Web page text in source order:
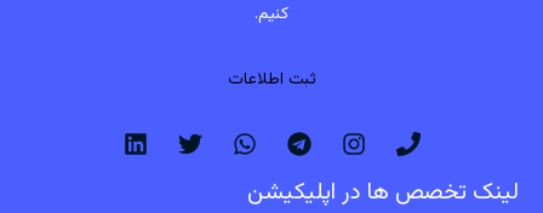
کنیم.
ثبت اطلاعات
لینک تخصص ها در اپلیکیشن